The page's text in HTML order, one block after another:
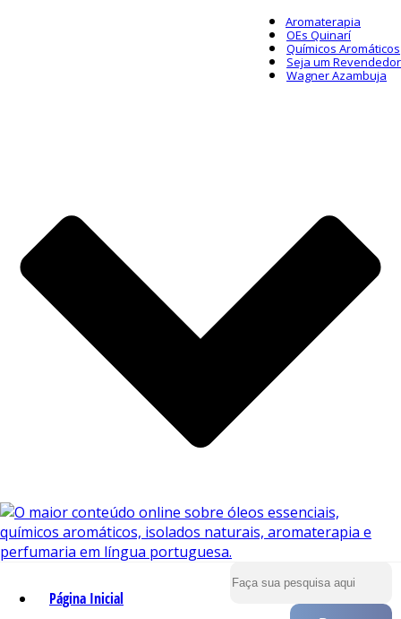
Aromaterapia
OEs Quinarí
Químicos Aromáticos
Seja um Revendedor
Wagner Azambuja
Página Inicial